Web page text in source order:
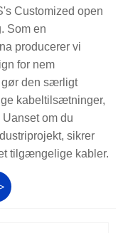
Customized open
Som en
producerer vi
for nem
gør den særligt
kabeltilsætninger,
om du
sikrer
tilgængelige kabler.